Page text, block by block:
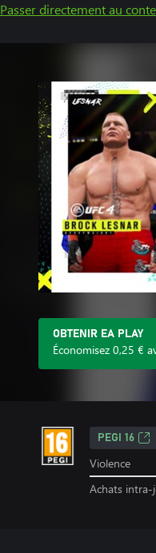
Passer directement au
OBTENIR EA PLAY
Économisez 0,25 €
PEGI 16
Violence
Achats intra-